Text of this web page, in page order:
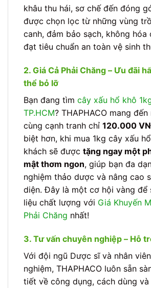
khâu thu hái, sơ chế đến đóng
được chọn lọc từ những vùng
canh, đảm bảo sạch, không hóa
đạt tiêu chuẩn an toàn vệ sinh
2. Giá Cả Phải Chăng – Ưu đãi
thể bỏ lỡ
Bạn đang tìm cây xấu hổ khô
TP.HCM? THAPHACO mang
cùng cạnh tranh chỉ 120.000
biệt hơn, khi mua 1kg cây xấu
khách sẽ được tặng ngay một
mật thơm ngon, giúp bạn đa
nghiệm thảo dược và nâng cao
diện. Đây là một cơ hội vàng để
liệu chất lượng với Giá Khuyến
Phải Chăng nhất!
3. Tư vấn chuyên nghiệp – Hỗ
Với đội ngũ Dược sĩ và nhân
nghiệm, THAPHACO luôn sẵn
tiết về công dụng, cách dùng